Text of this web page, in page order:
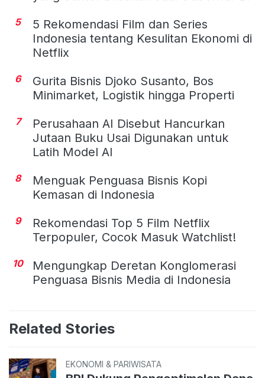
5
5 Rekomendasi Film dan Series
Indonesia tentang Kesulitan Ekonomi di
Netflix
6
Gurita Bisnis Djoko Susanto, Bos
Minimarket, Logistik hingga Properti
7
Perusahaan AI Disebut Hancurkan
Jutaan Buku Usai Digunakan untuk
Latih Model AI
8
Menguak Penguasa Bisnis Kopi
Kemasan di Indonesia
9
Rekomendasi Top 5 Film Netflix
Terpopuler, Cocok Masuk Watchlist!
10
Mengungkap Deretan Konglomerasi
Penguasa Bisnis Media di Indonesia
Related Stories
EKONOMI & PARIWISATA